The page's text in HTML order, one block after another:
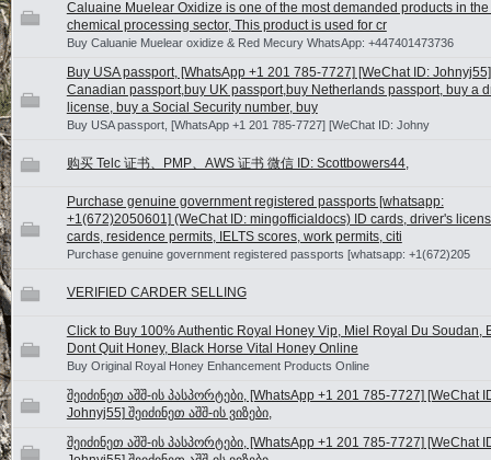
Caluaine Muelear Oxidize is one of the most demanded products in
chemical processing sector, This product is used for cr
Buy Caluanie Muelear oxidize & Red Mecury WhatsApp: +447401473736
Buy USA passport, [WhatsApp +1 201 785-7727] [WeChat ID:
Canadian passport,buy UK passport,buy Netherlands passport, buy a
license, buy a Social Security number, buy
Buy USA passport, [WhatsApp +1 201 785-7727] [WeChat ID: Johny
购买 Telc 证书、PMP、AWS 证书 微信 ID: Scottbowers44,
Purchase genuine government registered passports [whatsapp:
+1(672)2050601] (WeChat ID: mingofficialdocs) ID cards, driver's
cards, residence permits, IELTS scores, work permits, citi
Purchase genuine government registered passports [whatsapp: +1(672)205
VERIFIED CARDER SELLING
Click to Buy 100% Authentic Royal Honey Vip, Miel Royal Du Soudan,
Dont Quit Honey, Black Horse Vital Honey Online
Buy Original Royal Honey Enhancement Products Online
შეიძინეთ აშშ-ის პასპორტები, [WhatsApp +1 201 785-7727] [WeChat
Johnyj55] შეიძინეთ აშშ-ის ვიზები,
შეიძინეთ აშშ-ის პასპორტები, [WhatsApp +1 201 785-7727] [WeChat